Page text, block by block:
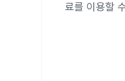
료를 이용할